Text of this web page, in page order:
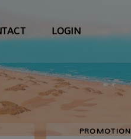
LOGIN
PROMOTION